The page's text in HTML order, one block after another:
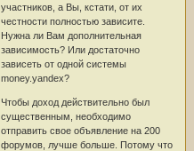
участников, а Вы, кстати, от их
честности полностью зависите.
Нужна ли Вам дополнительная
зависимость? Или достаточно
зависеть от одной системы
money.yandex?
Чтобы доход действительно был
существенным, необходимо
отправить свое объявление на 200
форумов, лучше больше. Потому что